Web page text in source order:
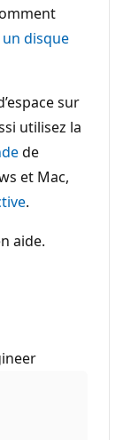
disque
sur
utilisez la
de
et Mac,
.
aide.